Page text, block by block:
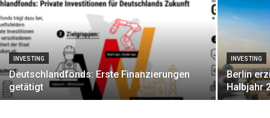
INVESTING
Deutschlandfonds: Erste Finanzierungen
getätigt
INVESTING
Berlin
Halbjahr